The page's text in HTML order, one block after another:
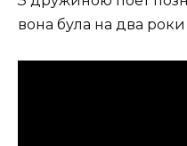
вона була на два